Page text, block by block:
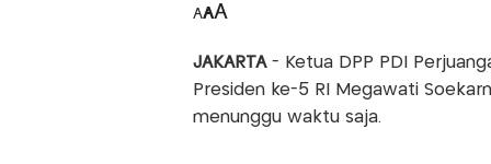
AAA
JAKARTA - Ketua DPP PDI
Presiden ke-5 RI Megawati
menunggu waktu saja.